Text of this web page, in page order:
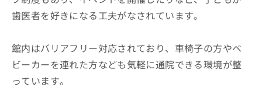
歯医者を好きになる工夫がなされています。
館内はバリアフリー対応されており、車椅子の方やベ
ビーカーを連れた方なども気軽に通院できる環境が整
っています。